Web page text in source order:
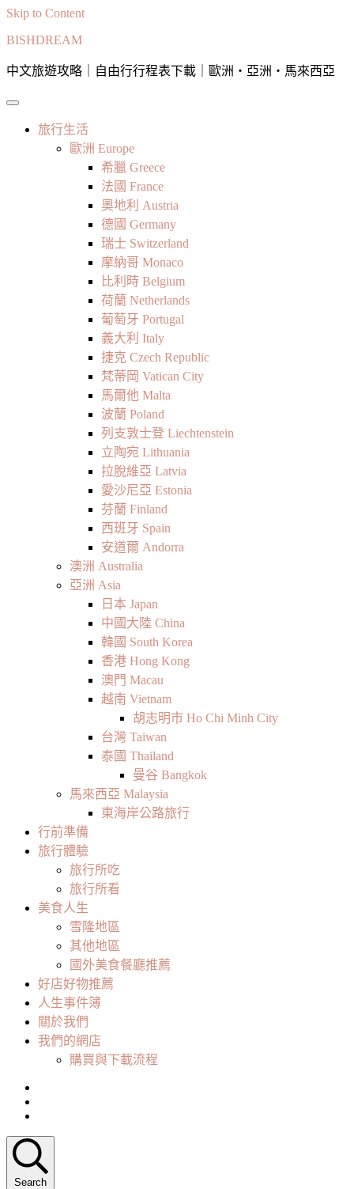
Skip to Content
BISHDREAM
中文旅遊攻略｜自由行行程表下載｜歐洲・亞洲・馬來西亞
旅行生活
歐洲 Europe
希臘 Greece
法國 France
奧地利 Austria
德國 Germany
瑞士 Switzerland
摩納哥 Monaco
比利時 Belgium
荷蘭 Netherlands
葡萄牙 Portugal
義大利 Italy
捷克 Czech Republic
梵蒂岡 Vatican City
馬爾他 Malta
波蘭 Poland
列支敦士登 Liechtenstein
立陶宛 Lithuania
拉脫維亞 Latvia
愛沙尼亞 Estonia
芬蘭 Finland
西班牙 Spain
安道爾 Andorra
澳洲 Australia
亞洲 Asia
日本 Japan
中國大陸 China
韓國 South Korea
香港 Hong Kong
澳門 Macau
越南 Vietnam
胡志明市 Ho Chi Minh City
台灣 Taiwan
泰國 Thailand
曼谷 Bangkok
馬來西亞 Malaysia
東海岸公路旅行
行前準備
旅行體驗
旅行所吃
旅行所看
美食人生
雪隆地區
其他地區
國外美食餐廳推薦
好店好物推薦
人生事件簿
關於我們
我們的網店
購買與下載流程
Search